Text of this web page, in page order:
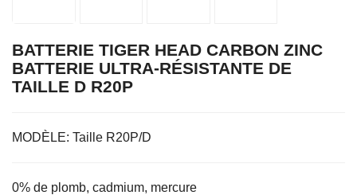
BATTERIE TIGER HEAD CARBON ZINC
BATTERIE ULTRA-RÉSISTANTE DE
TAILLE D R20P
MODÈLE: Taille R20P/D
0% de plomb, cadmium, mercure